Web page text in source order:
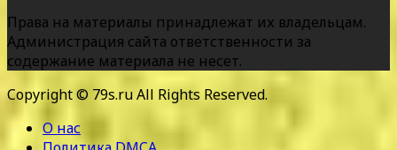
Права на материалы принадлежат их владельцам.
Администрация сайта ответственности за
содержание материала не несет.
Copyright © 79s.ru All Rights Reserved.
О нас